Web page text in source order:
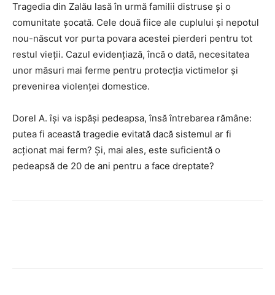
Tragedia din Zalău lasă în urmă familii distruse și o
comunitate șocată. Cele două fiice ale cuplului și nepotul
nou-născut vor purta povara acestei pierderi pentru tot
restul vieții. Cazul evidențiază, încă o dată, necesitatea
unor măsuri mai ferme pentru protecția victimelor și
prevenirea violenței domestice.
Dorel A. își va ispăși pedeapsa, însă întrebarea rămâne:
putea fi această tragedie evitată dacă sistemul ar fi
acționat mai ferm? Și, mai ales, este suficientă o
pedeapsă de 20 de ani pentru a face dreptate?